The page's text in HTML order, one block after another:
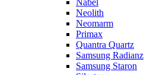
Nabel
Neolith
Neomarm
Primax
Quantra Quartz
Samsung Radianz
Samsung Staron